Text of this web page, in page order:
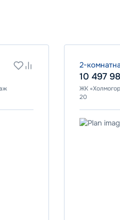
2-
10 497
ЖК
20